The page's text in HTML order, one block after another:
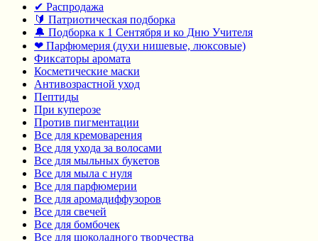
✔ Распродажа
🔰 Патриотическая подборка
🔔 Подборка к 1 Сентября и ко Дню Учителя
❤ Парфюмерия (духи нишевые, люксовые)
Фиксаторы аромата
Косметические маски
Антивозрастной уход
Пептиды
При куперозе
Против пигментации
Все для кремоварения
Все для ухода за волосами
Все для мыльных букетов
Все для мыла с нуля
Все для парфюмерии
Все для аромадиффузоров
Все для свечей
Все для бомбочек
Все для шоколадного творчества